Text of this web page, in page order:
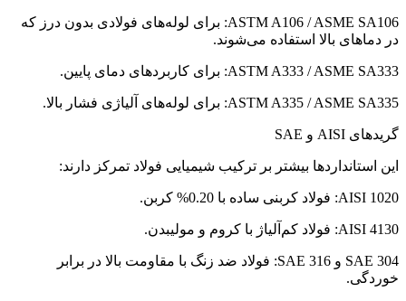
ASTM A106 / ASME SA106: برای لوله‌های فولادی بدون درز که
در دماهای بالا استفاده می‌شوند.
ASTM A333 / ASME SA333: برای کاربردهای دمای پایین.
ASTM A335 / ASME SA335: برای لوله‌های آلیاژی فشار بالا.
گریدهای AISI و SAE
این استانداردها بیشتر بر ترکیب شیمیایی فولاد تمرکز دارند:
AISI 1020: فولاد کربنی ساده با 0.20% کربن.
AISI 4130: فولاد کم‌آلیاژ با کروم و مولیبدن.
SAE 304 و SAE 316: فولاد ضد زنگ با مقاومت بالا در برابر
خوردگی.